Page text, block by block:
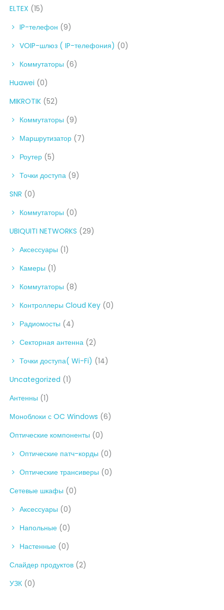
ELTEX (15)
IP-телефон (9)
VOIP-шлюз ( IP-телефония) (0)
Коммутаторы (6)
Huawei (0)
MIKROTIK (52)
Коммутаторы (9)
Маршрутизатор (7)
Роутер (5)
Точки доступа (9)
SNR (0)
Коммутаторы (0)
UBIQUITI NETWORKS (29)
Аксессуары (1)
Камеры (1)
Коммутаторы (8)
Контроллеры Cloud Key (0)
Радиомосты (4)
Секторная антенна (2)
Точки доступа( Wi-Fi) (14)
Uncategorized (1)
Антенны (1)
Моноблоки с OC Windows (6)
Оптические компоненты (0)
Оптические патч-корды (0)
Оптические трансиверы (0)
Сетевые шкафы (0)
Аксессуары (0)
Напольные (0)
Настенные (0)
Слайдер продуктов (2)
УЗК (0)